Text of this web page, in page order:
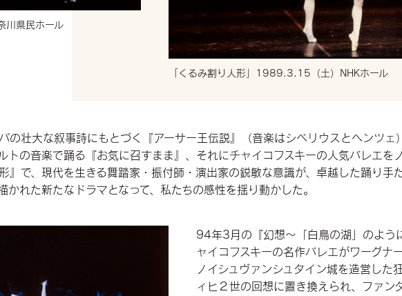
県民ホール
「くるみ割り人形」1989.3.15（土）NHKホール
壮大な叙事詩にもとづく『アーサー王伝説』（音楽はシベリウスとヘンツェ
トの音楽で踊る『お気に召すまま』、それにチャイコフスキーの人気バレエを
』で、現代を生きる舞踏家・振付師・演出家の鋭敏な意識が、卓越した踊り手
れた新たなドラマとなって、私たちの感性を揺り動かした。
94年3月の『幻想～「白鳥の湖」のよう
ャイコフスキーの名作バレエがワーグナ
ノイシュヴァンシュタイン城を造営した
ィヒ２世の回想に置き換えられ、ファン